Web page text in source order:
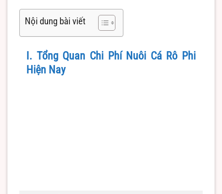
Nội dung bài viết
I. Tổng Quan Chi Phí Nuôi Cá Rô Phi
Hiện Nay